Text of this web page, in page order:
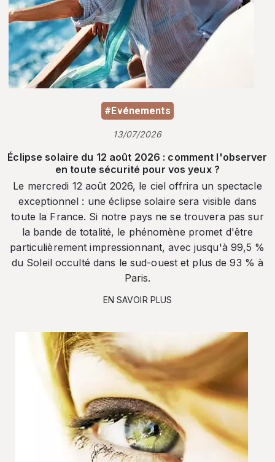
#Evénements
13/07/2026
Éclipse solaire du 12 août 2026 : comment l'observer
en toute sécurité pour vos yeux ?
Le mercredi 12 août 2026, le ciel offrira un spectacle
exceptionnel : une éclipse solaire sera visible dans
toute la France. Si notre pays ne se trouvera pas sur
la bande de totalité, le phénomène promet d'être
particulièrement impressionnant, avec jusqu'à 99,5 %
du Soleil occulté dans le sud-ouest et plus de 93 % à
Paris.
EN SAVOIR PLUS